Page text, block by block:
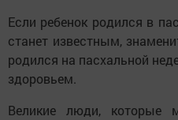
Если ребенок родился в
станет известным,
родился на пасхальной
здоровьем.
Великие люди, которые